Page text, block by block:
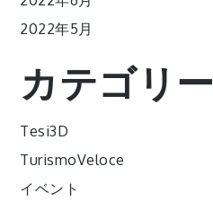
2022年5月
カテゴリー
Tesi3D
TurismoVeloce
イベント